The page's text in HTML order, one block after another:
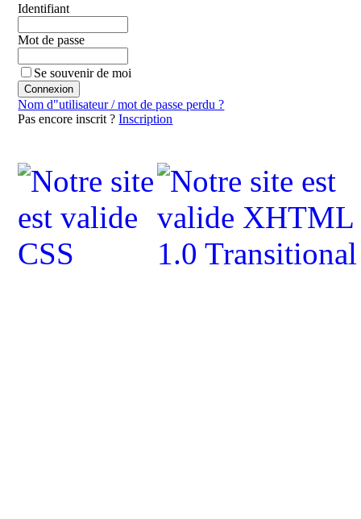
Identifiant
Mot de passe
Se souvenir de moi
Nom d"utilisateur / mot de passe perdu ?
Pas encore inscrit ?Inscription